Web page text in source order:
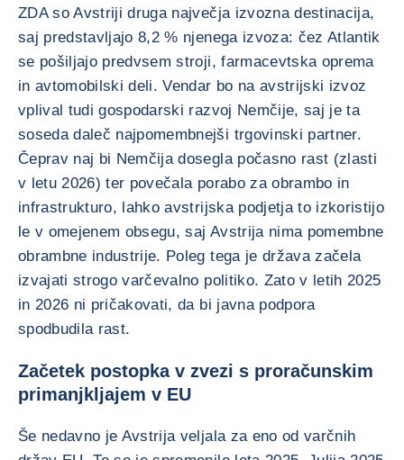
ZDA so Avstriji druga največja izvozna destinacija,
saj predstavljajo 8,2 % njenega izvoza: čez Atlantik
se pošiljajo predvsem stroji, farmacevtska oprema
in avtomobilski deli. Vendar bo na avstrijski izvoz
vplival tudi gospodarski razvoj Nemčije, saj je ta
soseda daleč najpomembnejši trgovinski partner.
Čeprav naj bi Nemčija dosegla počasno rast (zlasti
v letu 2026) ter povečala porabo za obrambo in
infrastrukturo, lahko avstrijska podjetja to izkoristijo
le v omejenem obsegu, saj Avstrija nima pomembne
obrambne industrije. Poleg tega je država začela
izvajati strogo varčevalno politiko. Zato v letih 2025
in 2026 ni pričakovati, da bi javna podpora
spodbudila rast.
Začetek postopka v zvezi s proračunskim
primanjkljajem v EU
Še nedavno je Avstrija veljala za eno od varčnih